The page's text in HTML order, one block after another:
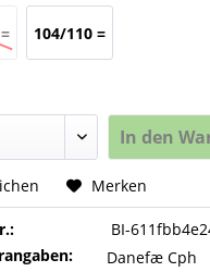
9 Jahre
104/110 =
In den
Merken
BI-
Danefæ Cph